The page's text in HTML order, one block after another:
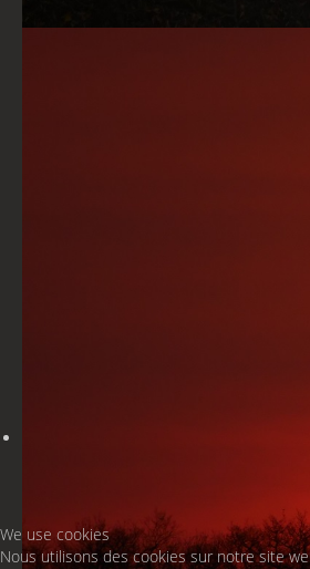
We use cookies
Nous utilisons des cookies sur notre site